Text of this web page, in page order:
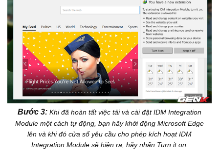
Bước 3: Khi đã hoàn tất việc tải và cài đặt IDM Integration
Module một cách tự động, bạn hãy khởi động Microsoft Edge
lên và khi đó cửa sổ yêu cầu cho phép kích hoạt IDM
Integration Module sẽ hiện ra, hãy nhấn Turn it on.